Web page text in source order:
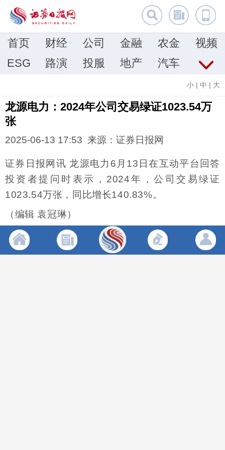
首页 财经 公司 金融 农金
视频
ESG
路演 投服 地产 汽车
小 | 中 | 大
龙源电力：2024年公司交易绿证1023.54万
张
2025-06-13 17:53 来源：证券日报网
证券日报网讯 龙源电力6月13日在互动平台回答
投资者提问时表示，2024年，公司交易绿证
1023.54万张，同比增长140.83%。
（编辑 袁冠琳）